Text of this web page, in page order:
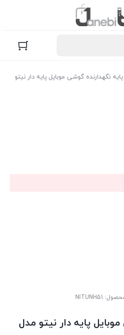
پایه نگهدارنده گوشی موبایل پایه دار نیتو
NITUNH51
پایه دار نیتو مدل